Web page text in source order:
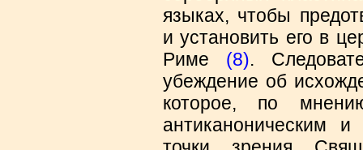
языках, чтобы
и установить его в
Риме (8).
убеждение об
которое, по
антиканоническим